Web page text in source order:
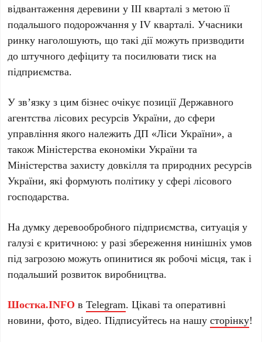
відвантаження деревини у III кварталі з метою її
подальшого подорожчання у IV кварталі. Учасники
ринку наголошують, що такі дії можуть призводити
до штучного дефіциту та посилювати тиск на
підприємства.
У зв’язку з цим бізнес очікує позиції Державного
агентства лісових ресурсів України, до сфери
управління якого належить ДП «Ліси України», а
також Міністерства економіки України та
Міністерства захисту довкілля та природних ресурсів
України, які формують політику у сфері лісового
господарства.
На думку деревообробного підприємства, ситуація у
галузі є критичною: у разі збереження нинішніх умов
під загрозою можуть опинитися як робочі місця, так і
подальший розвиток виробництва.
Шостка.INFO вTelegram. Цікаві та оперативні
новини, фото, відео. Підписуйтесь на нашусторінку!